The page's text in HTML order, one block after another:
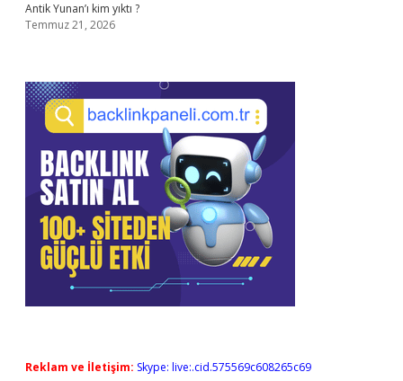
Antik Yunan’ı kim yıktı ?
Temmuz 21, 2026
Reklam ve İletişim: Skype: live:.cid.575569c608265c69